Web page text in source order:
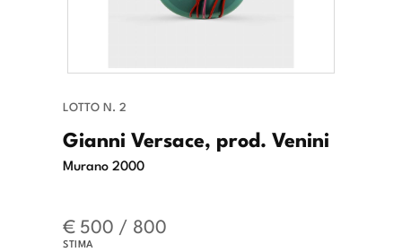
LOTTO N. 2
Gianni Versace, prod. Venini
Murano 2000
€ 500 / 800
STIMA